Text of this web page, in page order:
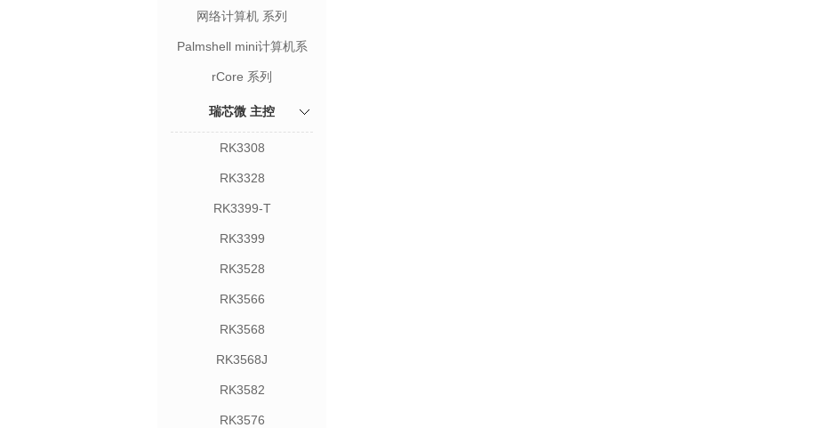
网络计算机 系列
Palmshell mini计算机系
rCore 系列
瑞芯微 主控
RK3308
RK3328
RK3399-T
RK3399
RK3528
RK3566
RK3568
RK3568J
RK3582
RK3576